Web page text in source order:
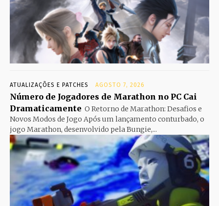
ATUALIZAÇÕES E PATCHES AGOSTO 7, 2026
Número de Jogadores de Marathon no PC Cai
Dramaticamente O Retorno de Marathon: Desafios e
Novos Modos de Jogo Após um lançamento conturbado, o
jogo Marathon, desenvolvido pela Bungie,...